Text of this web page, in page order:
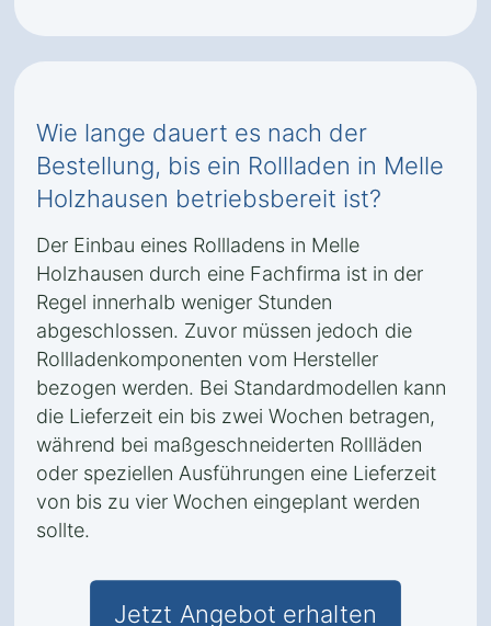
Wie lange dauert es nach der
Bestellung, bis ein Rollladen in Melle
Holzhausen betriebsbereit ist?
Der Einbau eines Rollladens in Melle
Holzhausen durch eine Fachfirma ist in der
Regel innerhalb weniger Stunden
abgeschlossen. Zuvor müssen jedoch die
Rollladenkomponenten vom Hersteller
bezogen werden. Bei Standardmodellen kann
die Lieferzeit ein bis zwei Wochen betragen,
während bei maßgeschneiderten Rollläden
oder speziellen Ausführungen eine Lieferzeit
von bis zu vier Wochen eingeplant werden
sollte.
Jetzt Angebot erhalten